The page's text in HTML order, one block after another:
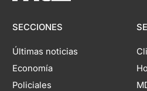
SECCIONES
Últimas noticias
Economía
Policiales